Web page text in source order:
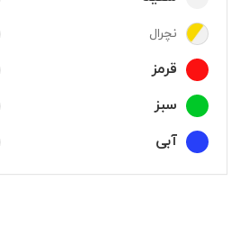
نچرال
قرمز
سبز
آبی
بنفش